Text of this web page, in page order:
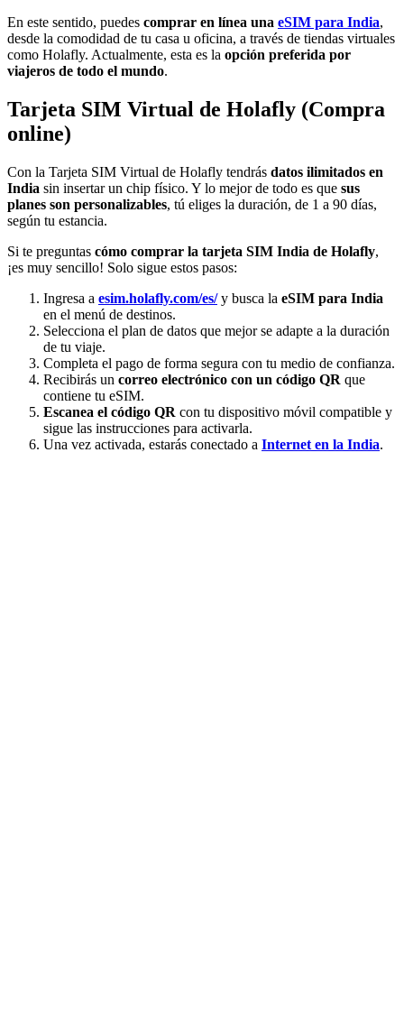
En este sentido, puedes comprar en línea una eSIM para India,
desde la comodidad de tu casa u oficina, a través de tiendas virtuales
como Holafly. Actualmente, esta es la opción preferida por
viajeros de todo el mundo.
Tarjeta SIM Virtual de Holafly (Compra
online)
Con la Tarjeta SIM Virtual de Holafly tendrás datos ilimitados en
India sin insertar un chip físico. Y lo mejor de todo es que sus
planes son personalizables, tú eliges la duración, de 1 a 90 días,
según tu estancia.
Si te preguntas cómo comprar la tarjeta SIM India de Holafly,
¡es muy sencillo! Solo sigue estos pasos:
Ingresa a esim.holafly.com/es/y busca la eSIM para India
en el menú de destinos.
Selecciona el plan de datos que mejor se adapte a la duración
de tu viaje.
Completa el pago de forma segura con tu medio de confianza.
Recibirás un correo electrónico con un código QR que
contiene tu eSIM.
Escanea el código QR con tu dispositivo móvil compatible y
sigue las instrucciones para activarla.
Una vez activada, estarás conectado a Internet en la India.